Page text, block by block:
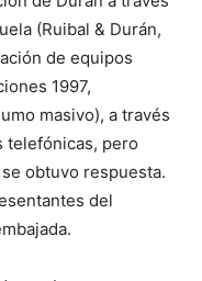
(Ruibal & Durán,
de equipos
1997,
masivo), a través
telefónicas, pero
obtuvo respuesta.
del